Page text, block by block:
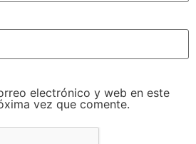
electrónico y web en este
vez que comente.